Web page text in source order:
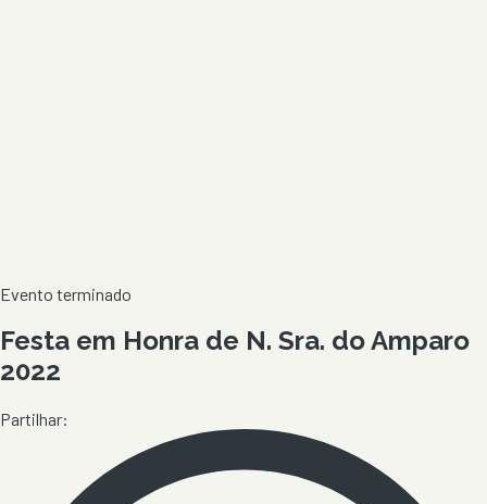
Evento terminado
Festa em Honra de N. Sra. do Amparo
2022
Partilhar: